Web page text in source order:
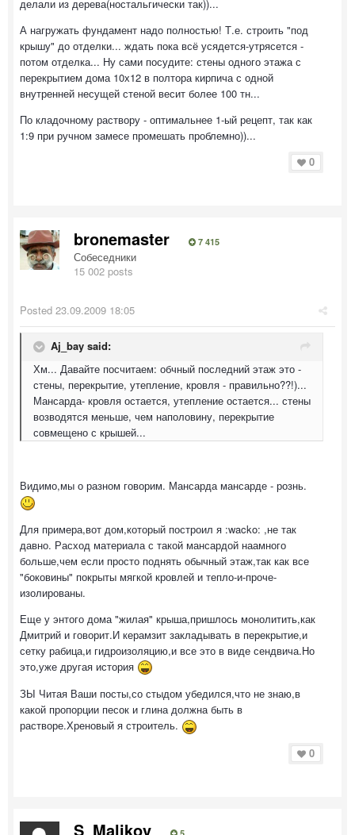
делали из дерева(ностальгически так))...
А нагружать фундамент надо полностью! Т.е. строить "под
крышу" до отделки... ждать пока всё усядется-утрясется -
потом отделка... Ну сами посудите: стены одного этажа с
перекрытием дома 10х12 в полтора кирпича с одной
внутренней несущей стеной весит более 100 тн...
По кладочному раствору - оптимальнее 1-ый рецепт, так как
1:9 при ручном замесе промешать проблемно))...
0
bronemaster 7 415
Собеседники
15 002 posts
Posted 23.09.2009 18:05
Aj_bay said:
Хм... Давайте посчитаем: обчный последний этаж это -
стены, перекрытие, утепление, кровля - правильно??!)...
Мансарда- кровля остается, утепление остается... стены
возводятся меньше, чем наполовину, перекрытие
совмещено с крышей...
Видимо,мы о разном говорим. Мансарда мансарде - рознь.
Для примера,вот дом,который построил я :wacko: ,не так
давно. Расход материала с такой мансардой наамного
больше,чем если просто поднять обычный этаж,так как все
"боковины" покрыты мягкой кровлей и тепло-и-проче-
изолированы.
Еще у энтого дома "жилая" крыша,пришлось монолитить,как
Дмитрий и говорит.И керамзит закладывать в перекрытие,и
сетку рабица,и гидроизоляцию,и все это в виде сендвича.Но
это,уже другая история
ЗЫ Читая Ваши посты,со стыдом убедился,что не знаю,в
какой пропорции песок и глина должна быть в
растворе.Хреновый я строитель.
0
S_Malikov